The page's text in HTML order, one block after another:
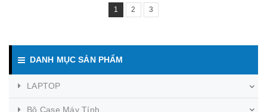
1 2 3
DANH MỤC SẢN PHẨM
LAPTOP
Bộ Case Máy Tính